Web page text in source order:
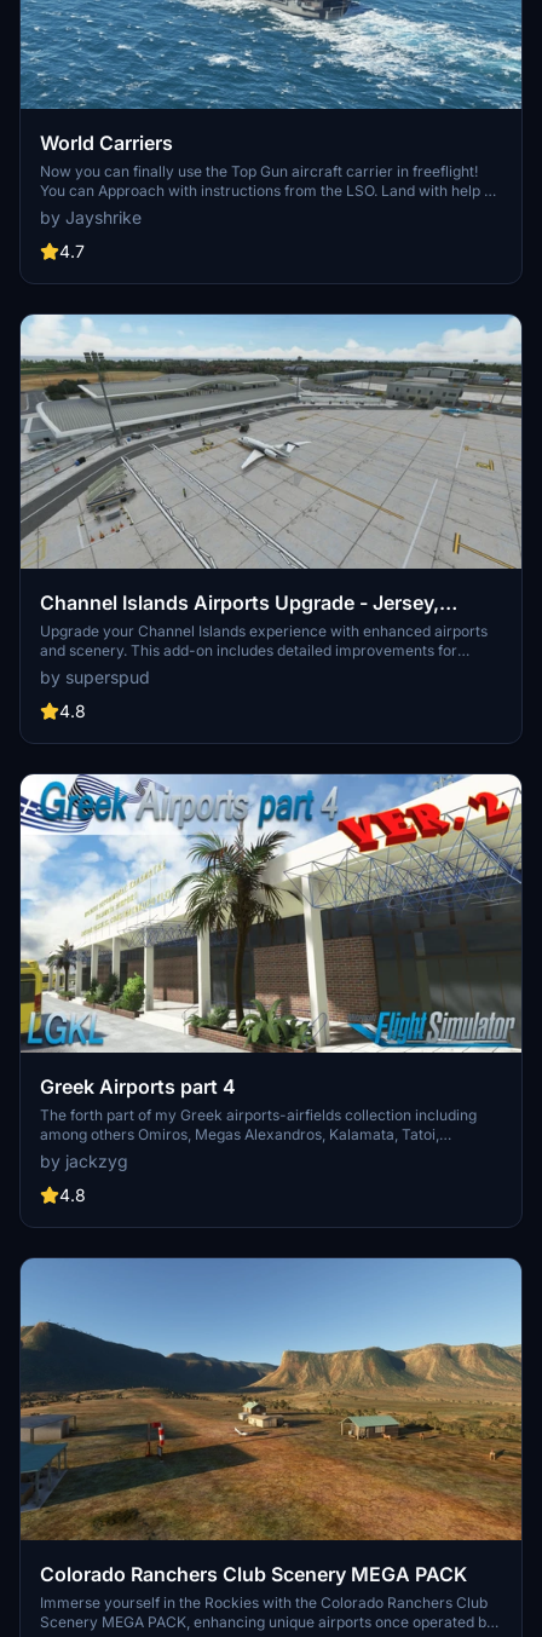
World Carriers
Now you can finally use the Top Gun aircraft carrier in freeflight!
You can Approach with instructions from the LSO. Land with help of
the arresting cables. And Take Off with the onboard catapults. Try
flying in challenging weather or even at night!
by Jayshrike
4.7
Channel Islands Airports Upgrade - Jersey,
Guernsey, Alderney
Upgrade your Channel Islands experience with enhanced airports
and scenery. This add-on includes detailed improvements for
Jersey, Guernsey, Alderney, and new addition Brecqhou airports,
along with a separate scenery file. Customize your sim with new
buildings, ground textures, and added details like fencing and car
experience.
by superspud
4.8
Greek Airports part 4
The forth part of my Greek airports-airfields collection including
among others Omiros, Megas Alexandros, Kalamata, Tatoi,
Aristotelis and Kastellorizo Airports with 45 custom 3d models
(from terminals and auxiliary buildings to bunkers). All airports are
up to date and as real as i can make them.
by jackzyg
4.8
Colorado Ranchers Club Scenery MEGA PACK
Immerse yourself in the Rockies with the Colorado Ranchers Club
Scenery MEGA PACK, enhancing unique airports once operated by